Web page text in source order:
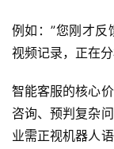
例如：”您刚才反
视频记录，正在
智能客服的核心
咨询、预判复杂
业需正视机器人